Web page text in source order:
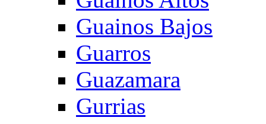
Guainos Bajos
Guarros
Guazamara
Gurrias